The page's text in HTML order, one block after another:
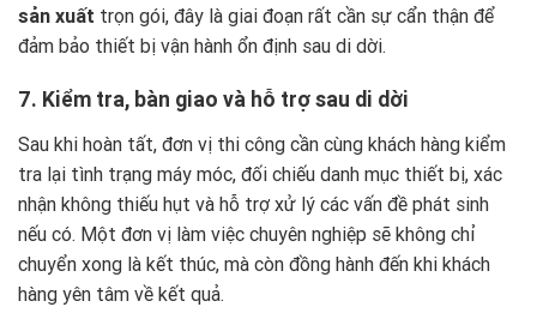
sản xuất trọn gói, đây là giai đoạn rất cần sự cẩn thận để
đảm bảo thiết bị vận hành ổn định sau di dời.
7. Kiểm tra, bàn giao và hỗ trợ sau di dời
Sau khi hoàn tất, đơn vị thi công cần cùng khách hàng kiểm
tra lại tình trạng máy móc, đối chiếu danh mục thiết bị, xác
nhận không thiếu hụt và hỗ trợ xử lý các vấn đề phát sinh
nếu có. Một đơn vị làm việc chuyên nghiệp sẽ không chỉ
chuyển xong là kết thúc, mà còn đồng hành đến khi khách
hàng yên tâm về kết quả.